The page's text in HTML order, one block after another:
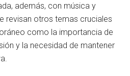
además, con música y
revisan otros temas cruciales
como la importancia de
y la necesidad de mantener